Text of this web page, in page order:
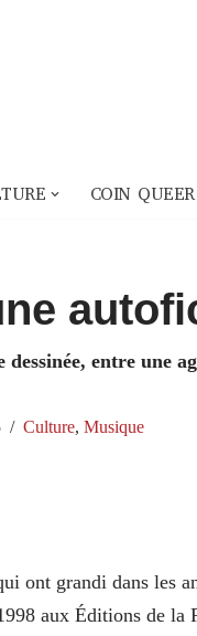
COIN QUEER
entre une
Culture, Musique
ont grandi dans les
aux Éditions de la